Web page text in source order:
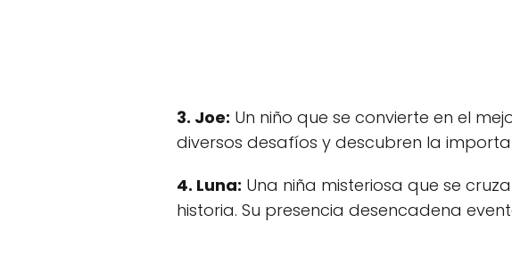
3. Joe: Un niño que se convierte en el
diversos desafíos y descubren la
4. Luna: Una niña misteriosa que se
historia. Su presencia desencadena